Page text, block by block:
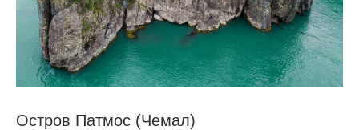
Остров Патмос (Чемал)